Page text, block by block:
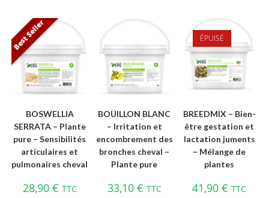
Best Seller
BOSWELLIA
SERRATA – Plante
pure – Sensibilités
articulaires et
pulmonaires cheval
28,90 € TTC
BOUILLON BLANC
– Irritation et
encombrement des
bronches cheval –
Plante pure
33,10 € TTC
ÉPUISÉ
BREEDMIX – Bien-
être gestation et
lactation juments
– Mélange de
plantes
41,90€ TTC